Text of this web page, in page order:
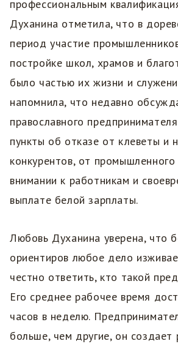
профессиональным
Духанина отметила, что в
период участие
постройке школ, храмов и
было частью их жизни и
напомнила, что недавно
православного
пункты об отказе от клеветы и
конкурентов, от
внимании к работникам и
выплате белой зарплаты.
Любовь Духанина уверена, что
ориентиров любое дело
честно ответить, кто такой
Его среднее рабочее время
часов в неделю.
больше, чем другие, он создает